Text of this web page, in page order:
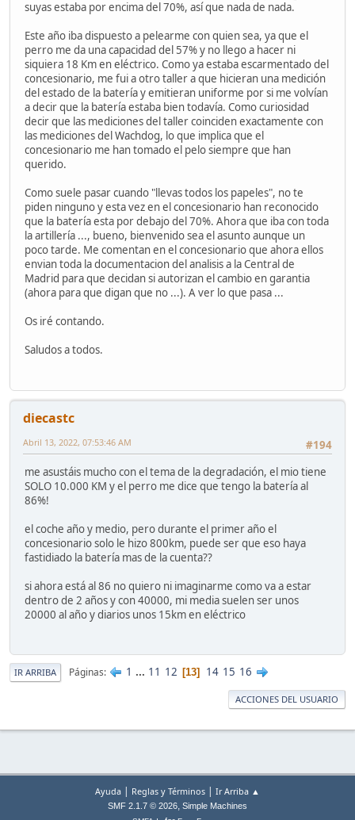
suyas estaba por encima del 70%, así que nada de nada.
Este año iba dispuesto a pelearme con quien sea, ya que el
perro me da una capacidad del 57% y no llego a hacer ni
siquiera 18 Km en eléctrico. Como ya estaba escarmentado del
concesionario, me fui a otro taller a que hicieran una medición
del estado de la batería y emitieran uniforme por si me volvían
a decir que la batería estaba bien todavía. Como curiosidad
decir que las mediciones del taller coinciden exactamente con
las mediciones del Wachdog, lo que implica que el
concesionario me han tomado el pelo siempre que han
querido.
Como suele pasar cuando "llevas todos los papeles", no te
piden ninguno y esta vez en el concesionario han reconocido
que la batería esta por debajo del 70%. Ahora que iba con toda
la artillería ..., bueno, bienvenido sea el asunto aunque un
poco tarde. Me comentan en el concesionario que ahora ellos
envian toda la documentacion del analisis a la Central de
Madrid para que decidan si autorizan el cambio en garantia
(ahora para que digan que no ...). A ver lo que pasa ...
Os iré contando.
Saludos a todos.
diecastc
#194
Abril 13, 2022, 07:53:46 AM
me asustáis mucho con el tema de la degradación, el mio tiene
SOLO 10.000 KM y el perro me dice que tengo la batería al
86%!
el coche año y medio, pero durante el primer año el
concesionario solo le hizo 800km, puede ser que eso haya
fastidiado la batería mas de la cuenta??
si ahora está al 86 no quiero ni imaginarme como va a estar
dentro de 2 años y con 40000, mi media suelen ser unos
20000 al año y diarios unos 15km en eléctrico
IR ARRIBA Páginas 1 ... 11 12 13 14 15 16
ACCIONES DEL USUARIO
Ayuda | Reglas y Términos | Ir Arriba ▲
SMF 2.1.7 © 2026, Simple Machines